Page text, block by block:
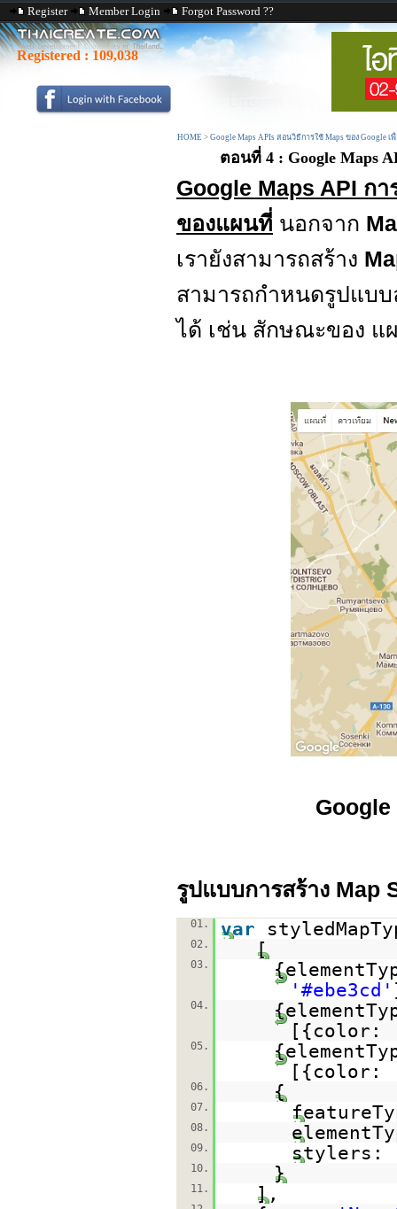
Register Member Login Forgot Password ??
Registered : 109,038
HOME > Google Maps APIs สอนวิธีการใช้ Maps ของ Google
ตอนที่ 4 : Google Maps
Google Maps API ก
ของแผนที่ นอกจาก
เรายังสามารถสร้าง
สามารถกำหนดรูปแบ
ได้ เช่น สักษณะของ แ
Google
รูปแบบการสร้าง Map
01. var
02. [
03.
'#ebe3cd'
04.
[{color:
05.
[{color:
06. {
07.
08.
09.
10. }
11. ],